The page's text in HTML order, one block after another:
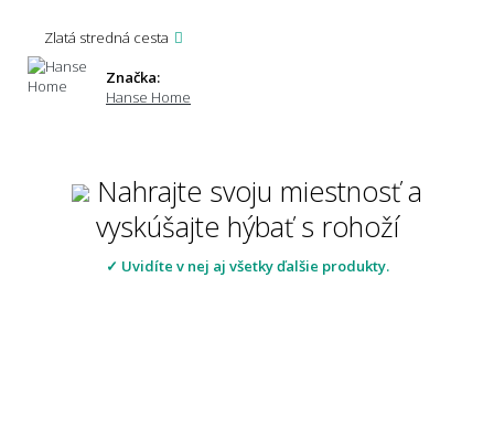
Zlatá stredná cesta
Značka:
Hanse Home
Nahrajte svoju miestnosť a
vyskúšajte hýbať s rohoží
✓ Uvidíte v nej aj všetky ďalšie produkty.